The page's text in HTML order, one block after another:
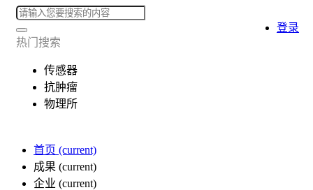
热门搜索
传感器
抗肿瘤
物理所
首页 (current)
成果 (current)
企业 (current)
登录